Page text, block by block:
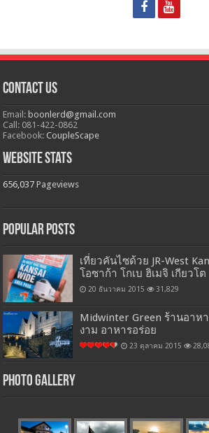
Contact Us
Email: boonlerd@gmail.com
Call: 081-422-0862
Facebook:CoupleScape
Website Stats
656,037 Pageviews
Popular Posts
เที่ยวคันไซด้วย JR-West
โอซาก้า โกเบ ฮิเมจิ เกียวโต
20 ธันวาคม 2015 31,829
Midwinter Green ร้านอาห
งาม อาหารอร่อย
23 ตุลาคม 2015
Photo Gallery